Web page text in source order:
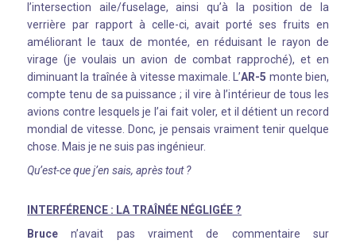
l’intersection aile/fuselage, ainsi qu’à la position de la
verrière par rapport à celle-ci, avait porté ses fruits en
améliorant le taux de montée, en réduisant le rayon de
virage (je voulais un avion de combat rapproché), et en
diminuant la traînée à vitesse maximale. L’AR-5 monte bien,
compte tenu de sa puissance ; il vire à l’intérieur de tous les
avions contre lesquels je l’ai fait voler, et il détient un record
mondial de vitesse. Donc, je pensais vraiment tenir quelque
chose. Mais je ne suis pas ingénieur.
Qu’est-ce que j’en sais, après tout ?
INTERFÉRENCE : LA TRAÎNÉE NÉGLIGÉE ?
Bruce n’avait pas vraiment de commentaire sur